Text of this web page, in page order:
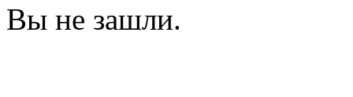
Вы не зашли.